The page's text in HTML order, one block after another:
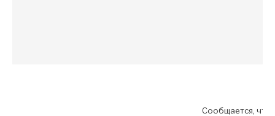
Сообщается, что